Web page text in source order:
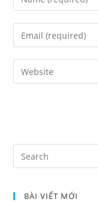
your
name
Enter
your
email
Enter
your
BÀI VIẾT MỚI